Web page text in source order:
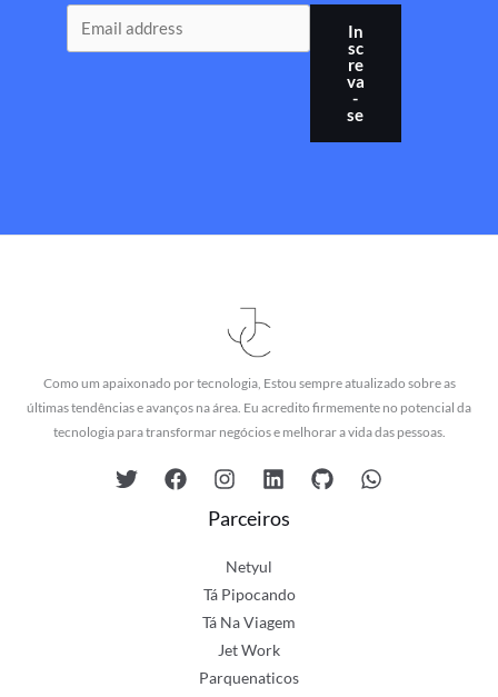
In
sc
re
va
-
se
Como um apaixonado por tecnologia, Estou sempre atualizado sobre as
últimas tendências e avanços na área. Eu acredito firmemente no potencial da
tecnologia para transformar negócios e melhorar a vida das pessoas.
Parceiros
Netyul
Tá Pipocando
Tá Na Viagem
Jet Work
Parquenaticos